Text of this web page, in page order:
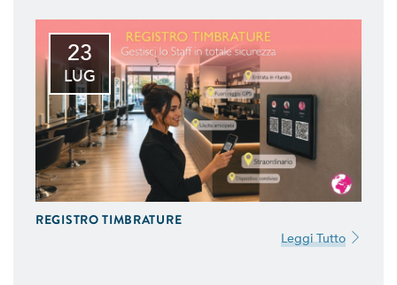
23
LUG
REGISTRO TIMBRATURE
Leggi Tutto